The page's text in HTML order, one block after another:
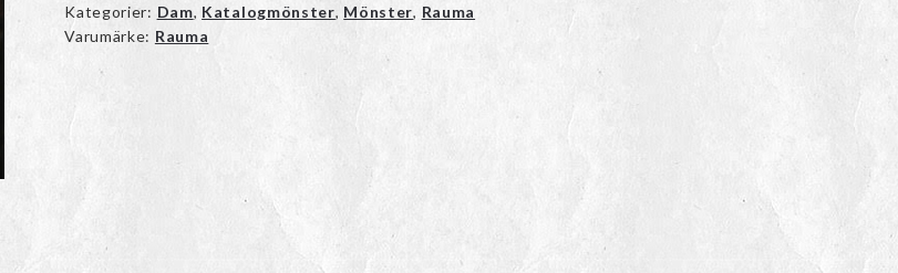
Kategorier: Dam, Katalogmönster, Mönster, Rauma
Varumärke: Rauma